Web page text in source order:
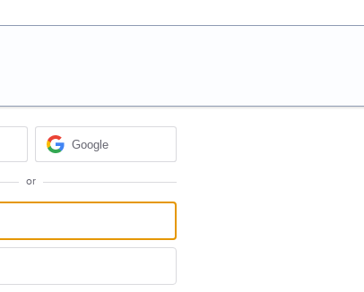
Google
or